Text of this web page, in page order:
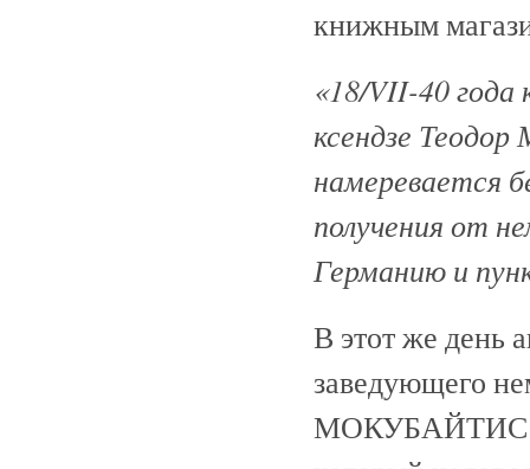
книжным
«18/VII-40 года
ксендзе
намеревается
получения от
Германию и
В этот же
заведующего
МОКУБАЙТИС